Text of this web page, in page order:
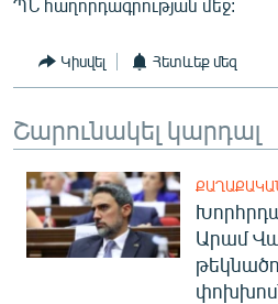
ՊՆ հաղորդագրության մեջ:
Կիսվել Հետևեք մեզ
Շարունակել կարդալ
Արամ